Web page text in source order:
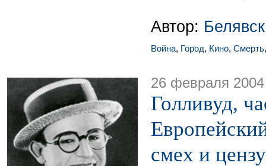
Автор:
Война, Город, Кино, Смерть
26 февраля 2004
Голливуд,
смех и